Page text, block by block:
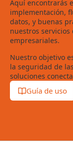
Aquí encontrarás
implementación,
datos, y buenas
nuestros servicios
empresariales.
Nuestro objetivo
la seguridad de
soluciones
Guía de uso